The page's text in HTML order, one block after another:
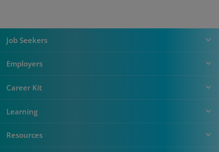
Job Seekers
Employers
Career Kit
Learning
Resources